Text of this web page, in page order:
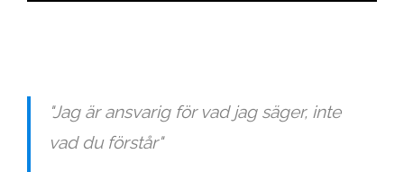
"Jag är ansvarig för vad jag säger, inte
vad du förstår"